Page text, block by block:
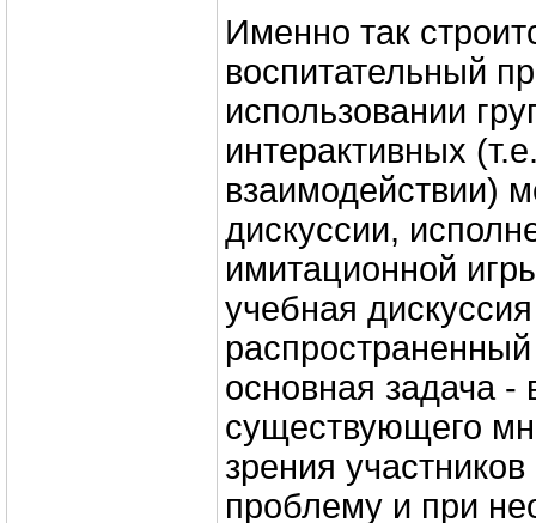
Именно так
воспитательный
использовании
интерактивных
взаимодействии)
дискуссии,
имитационной
учебная
основная задача -
существующего
зрения
проблему и при